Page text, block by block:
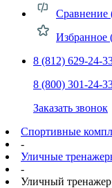
Сравнение
Избранное
8 (812) 629-24-
8 (800) 301-24-
Заказать звонок
Спортивные
-
Уличные
-
Уличный